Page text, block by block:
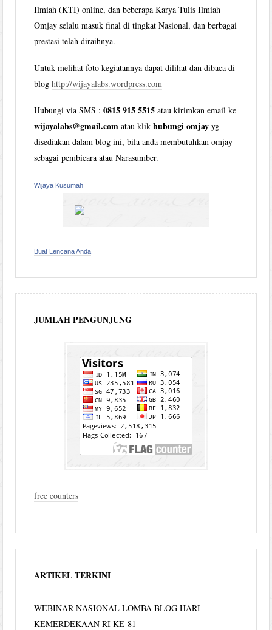
Ilmiah (KTI) online, dan beberapa Karya Tulis Ilmiah
Omjay selalu masuk final di tingkat Nasional, dan berbagai
prestasi telah diraihnya.
Untuk melihat foto kegiatannya dapat dilihat dan dibaca di
bloghttp://wijayalabs.wordpress.com
Hubungi via SMS :0815 915 5515 atau kirimkan email ke
wijayalabs@gmail.com atau klikhubungi omjay yg
disediakan dalam blog ini, bila anda membutuhkan omjay
sebagai pembicara atau Narasumber.
Wijaya Kusumah
Buat Lencana Anda
JUMLAH PENGUNJUNG
free counters
ARTIKEL TERKINI
WEBINAR NASIONAL LOMBA BLOG HARI
KEMERDEKAAN RI KE-81